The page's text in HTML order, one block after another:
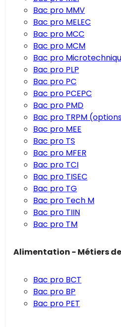
Bac pro MMV
Bac pro MELEC
Bac pro MCC
Bac pro MCM
Bac pro
Bac pro PLP
Bac pro PC
Bac pro PCEPC
Bac pro PMD
Bac pro TRPM
Bac pro MEE
Bac pro TS
Bac pro MFER
Bac pro TCI
Bac pro TISEC
Bac pro TG
Bac pro Tech M
Bac pro TIIN
Bac pro TM
Alimentation - Métiers
Bac pro BCT
Bac pro BP
Bac pro PET